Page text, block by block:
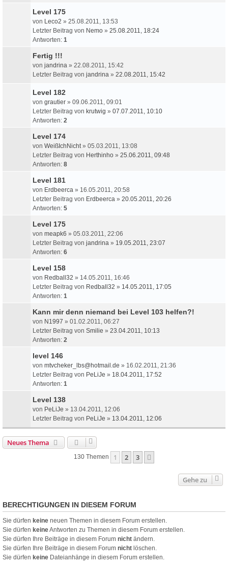
Level 175
von Leco2 » 25.08.2011, 13:53
Letzter Beitrag von Nemo » 25.08.2011, 18:24
Antworten: 1
Fertig !!!
von jandrina » 22.08.2011, 15:42
Letzter Beitrag von jandrina » 22.08.2011, 15:42
Level 182
von grautier » 09.06.2011, 09:01
Letzter Beitrag von krutwig » 07.07.2011, 10:10
Antworten: 2
Level 174
von WeißIchNicht» 05.03.2011, 13:08
Letzter Beitrag von Herthinho » 25.06.2011, 09:48
Antworten: 8
Level 181
von Erdbeerca » 16.05.2011, 20:58
Letzter Beitrag von Erdbeerca » 20.05.2011, 20:26
Antworten: 5
Level 175
von meapk6 » 05.03.2011, 22:06
Letzter Beitrag von jandrina » 19.05.2011, 23:07
Antworten: 6
Level 158
von Redball32 » 14.05.2011, 16:46
Letzter Beitrag von Redball32 » 14.05.2011, 17:05
Antworten: 1
Kann mir denn niemand bei Level 103 helfen?!
von N1997 » 01.02.2011, 06:27
Letzter Beitrag von Smilie » 23.04.2011, 10:13
Antworten: 2
level 146
von mtvcheker_lbs@hotmail.de » 16.02.2011, 21:36
Letzter Beitrag von PeLiJe » 18.04.2011, 17:52
Antworten: 1
Level 138
von PeLiJe » 13.04.2011, 12:06
Letzter Beitrag von PeLiJe » 13.04.2011, 12:06
Neues Thema
130 Themen 1 2 3
Gehe zu
BERECHTIGUNGEN IN DIESEM FORUM
Sie dürfen keine neuen Themen in diesem Forum erstellen.
Sie dürfen keineAntworten zu Themen in diesem Forum erstellen.
Sie dürfen Ihre Beiträge in diesem Forum nicht ändern.
Sie dürfen Ihre Beiträge in diesem Forum nicht löschen.
Sie dürfen keine Dateianhänge in diesem Forum erstellen.